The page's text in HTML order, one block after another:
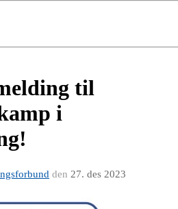
til
i
den 27. des 2023